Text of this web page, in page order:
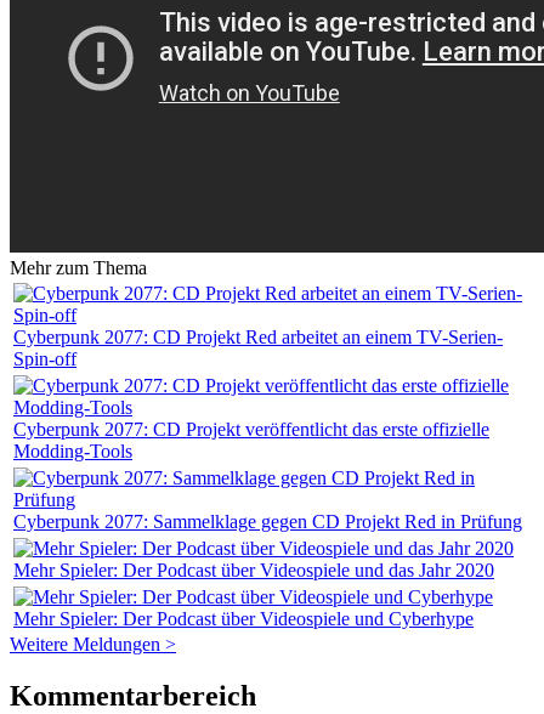
Mehr zum Thema
Cyberpunk 2077: CD Projekt Red arbeitet an einem TV-Serien-
Spin-off
Cyberpunk 2077: CD Projekt veröffentlicht das erste offizielle
Modding-Tools
Cyberpunk 2077: Sammelklage gegen CD Projekt Red in Prüfung
Mehr Spieler: Der Podcast über Videospiele und das Jahr 2020
Mehr Spieler: Der Podcast über Videospiele und Cyberhype
Weitere Meldungen >
Kommentarbereich